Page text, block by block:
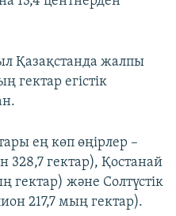
Қазақстанда жалпы
гектар егістік
ең көп өңірлер –
гектар), Қостанай
гектар) және Солтүстік
217,7 мың гектар).